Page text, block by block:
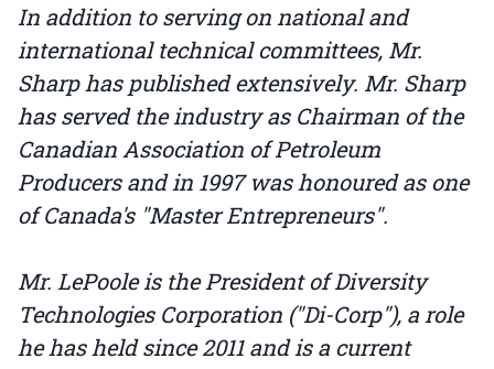
In addition to serving on national and
international technical committees, Mr.
Sharp has published extensively. Mr. Sharp
has served the industry as Chairman of the
Canadian Association of Petroleum
Producers and in 1997 was honoured as one
of Canada's "Master Entrepreneurs".
Mr. LePoole is the President of Diversity
Technologies Corporation ("Di-Corp"), a role
he has held since 2011 and is a current